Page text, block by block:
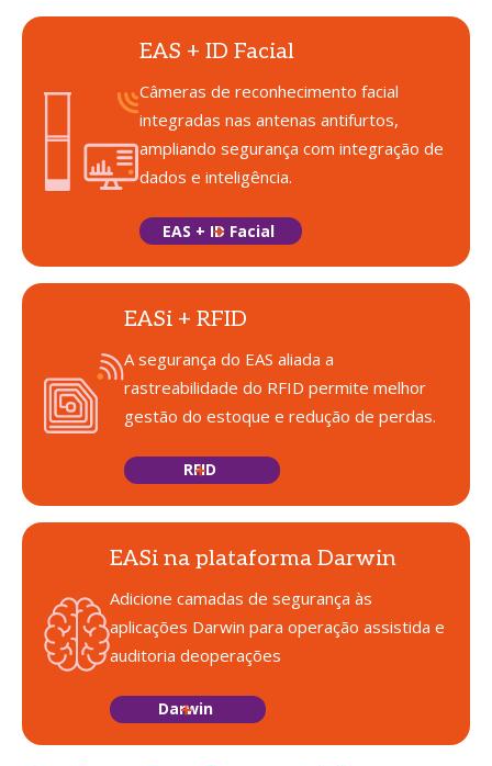
EAS + ID Facial
Câmeras de reconhecimento facial
integradas nas antenas antifurtos,
ampliando segurança com integração de
dados e inteligência.
EAS + ID Facial
EASi + RFID
A segurança do EAS aliada a
rastreabilidade do RFID permite melhor
gestão do estoque e redução de perdas.
RFID
EASi na plataforma Darwin
Adicione camadas de segurança às
aplicações Darwin para operação assistida e
auditoria deoperações
Darwin